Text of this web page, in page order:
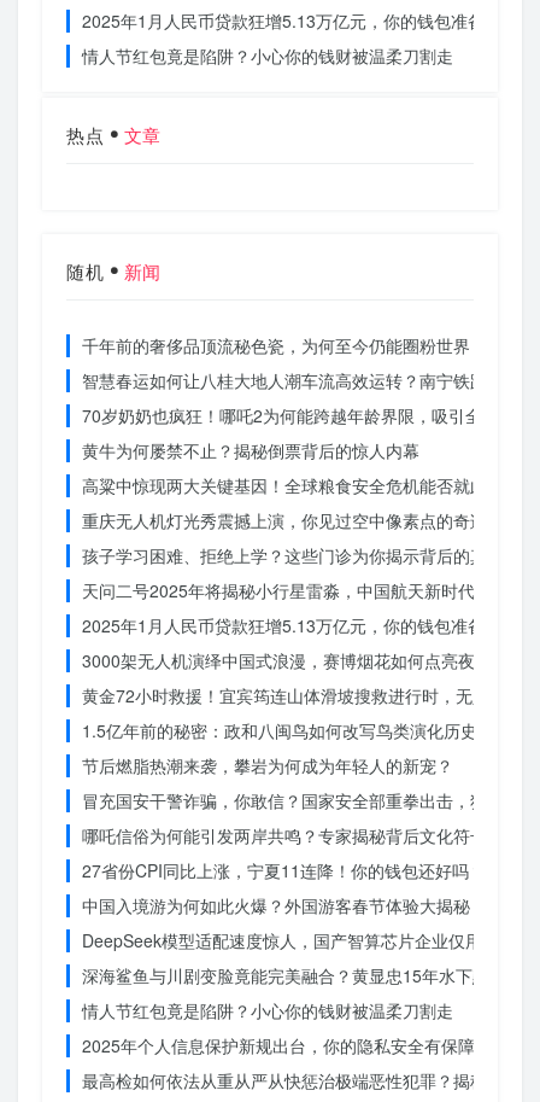
2025年1月人民币贷款狂增5.13万亿元，你的钱包准备好了吗
情人节红包竟是陷阱？小心你的钱财被温柔刀割走
热点 文章
随机 新闻
千年前的奢侈品顶流秘色瓷，为何至今仍能圈粉世界？揭秘
智慧春运如何让八桂大地人潮车流高效运转？南宁铁路枢纽
70岁奶奶也疯狂！哪吒2为何能跨越年龄界限，吸引全民观影
黄牛为何屡禁不止？揭秘倒票背后的惊人内幕
高粱中惊现两大关键基因！全球粮食安全危机能否就此终结？
重庆无人机灯光秀震撼上演，你见过空中像素点的奇迹吗？
孩子学习困难、拒绝上学？这些门诊为你揭示背后的真相
天问二号2025年将揭秘小行星雷淼，中国航天新时代即将开
2025年1月人民币贷款狂增5.13万亿元，你的钱包准备好了吗
3000架无人机演绎中国式浪漫，赛博烟花如何点亮夜空？
黄金72小时救援！宜宾筠连山体滑坡搜救进行时，无人机遥
1.5亿年前的秘密：政和八闽鸟如何改写鸟类演化历史？
节后燃脂热潮来袭，攀岩为何成为年轻人的新宠？
冒充国安干警诈骗，你敢信？国家安全部重拳出击，犯罪团
哪吒信俗为何能引发两岸共鸣？专家揭秘背后文化符号的力量
27省份CPI同比上涨，宁夏11连降！你的钱包还好吗？
中国入境游为何如此火爆？外国游客春节体验大揭秘
DeepSeek模型适配速度惊人，国产智算芯片企业仅用一周
深海鲨鱼与川剧变脸竟能完美融合？黄显忠15年水下默剧惊
情人节红包竟是陷阱？小心你的钱财被温柔刀割走
2025年个人信息保护新规出台，你的隐私安全有保障了吗？
最高检如何依法从重从严从快惩治极端恶性犯罪？揭秘重大